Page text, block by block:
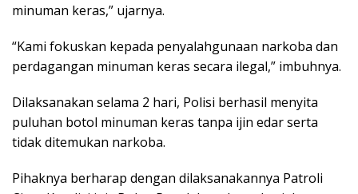
minuman keras,” ujarnya.
“Kami fokuskan kepada penyalahgunaan narkoba dan
perdagangan minuman keras secara ilegal,” imbuhnya.
Dilaksanakan selama 2 hari, Polisi berhasil menyita
puluhan botol minuman keras tanpa ijin edar serta
tidak ditemukan narkoba.
Pihaknya berharap dengan dilaksanakannya Patroli